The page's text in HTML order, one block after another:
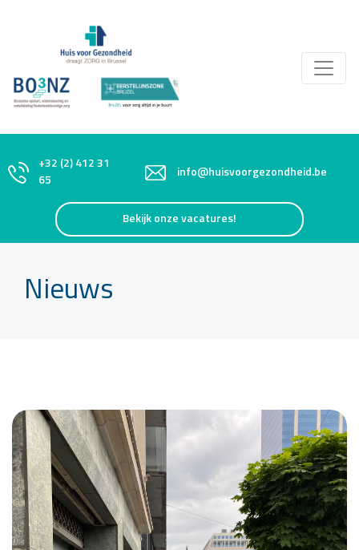
+32 (2) 412 31
65
info@huisvoorgezondheid.be
Bekijk onze vacatures!
Nieuws